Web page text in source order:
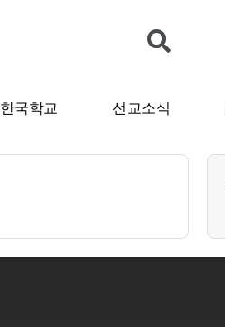
한국학교 선교소식